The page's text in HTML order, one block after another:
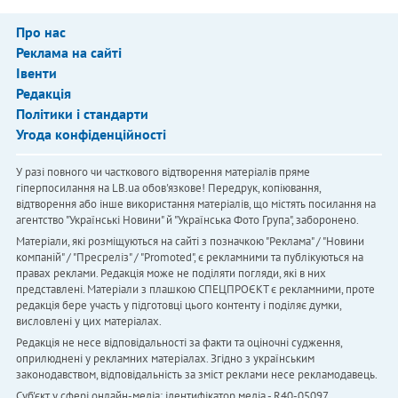
Про нас
Реклама на сайті
Івенти
Редакція
Політики і стандарти
Угода конфіденційності
У разі повного чи часткового відтворення матеріалів пряме
гіперпосилання на LB.ua обов'язкове! Передрук, копіювання,
відтворення або інше використання матеріалів, що містять посилання на
агентство "Українськi Новини" й "Українська Фото Група", заборонено.
Матеріали, які розміщуються на сайті з позначкою "Реклама" / "Новини
компаній" / "Пресреліз" / "Promoted", є рекламними та публікуються на
правах реклами. Редакція може не поділяти погляди, які в них
представлені. Матеріали з плашкою СПЕЦПРОЄКТ є рекламними, проте
редакція бере участь у підготовці цього контенту і поділяє думки,
висловлені у цих матеріалах.
Редакція не несе відповідальності за факти та оціночні судження,
оприлюднені у рекламних матеріалах. Згідно з українським
законодавством, відповідальність за зміст реклами несе рекламодавець.